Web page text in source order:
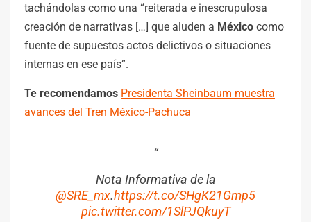
tachándolas como una “reiterada e inescrupulosa
creación de narrativas […] que aluden a México como
fuente de supuestos actos delictivos o situaciones
internas en ese país”.
Te recomendamos Presidenta Sheinbaum muestra
avances del Tren México-Pachuca
Nota Informativa de la
@SRE_mx.https://t.co/SHgK21Gmp5
pic.twitter.com/1SlPJQkuyT